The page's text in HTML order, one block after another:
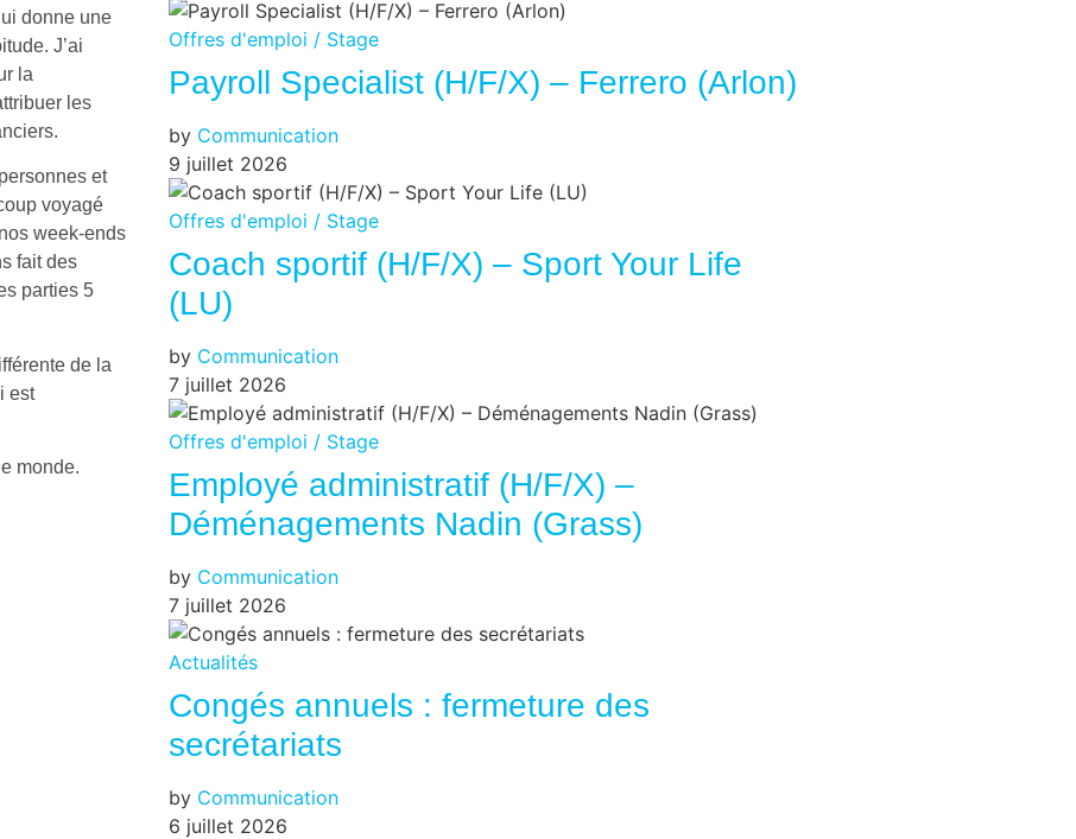
donne une
J’ai
la
les
et
voyagé
week-ends
fait des
parties 5
de la
est
monde.
Offres d'emploi / Stage
Payroll Specialist (H/F/X) – Ferrero (Arlon)
by Communication
9 juillet 2026
Offres d'emploi / Stage
Coach sportif (H/F/X) – Sport Your Life
(LU)
by Communication
7 juillet 2026
Offres d'emploi / Stage
Employé administratif (H/F/X) –
Déménagements Nadin (Grass)
by Communication
7 juillet 2026
Actualités
Congés annuels : fermeture des
secrétariats
by Communication
6 juillet 2026